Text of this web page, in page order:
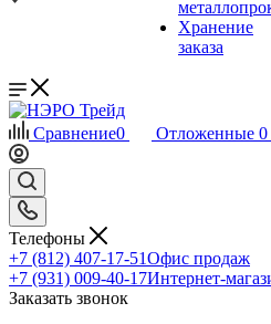
Хранение
заказа
Сравнение0 Отложенные 0
Телефоны
+7 (812) 407-17-51Офис продаж
+7 (931) 009-40-17Интернет-
Заказать звонок